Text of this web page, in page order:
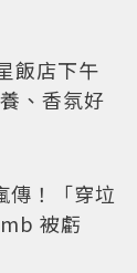
飯店下午
、香氛好
傳！「穿垃
被虧